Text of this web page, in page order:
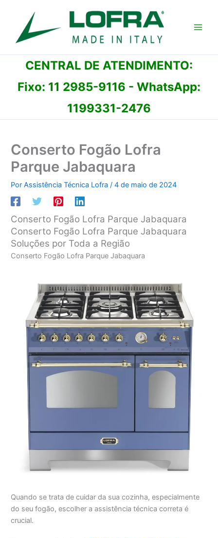
conteúdo
CENTRAL DE ATENDIMENTO:
Fixo: 11 2985-9116 - WhatsApp:
1199331-2476
Conserto Fogão Lofra
Parque Jabaquara
PorAssistência Técnica Lofra/4 de maio de 2024
Conserto Fogão Lofra Parque Jabaquara
Conserto Fogão Lofra Parque Jabaquara
Soluções por Toda a Região
Conserto Fogão Lofra Parque Jabaquara
Quando se trata de cuidar da sua cozinha, especialmente
do seu fogão, escolher a assistência técnica correta é
crucial.